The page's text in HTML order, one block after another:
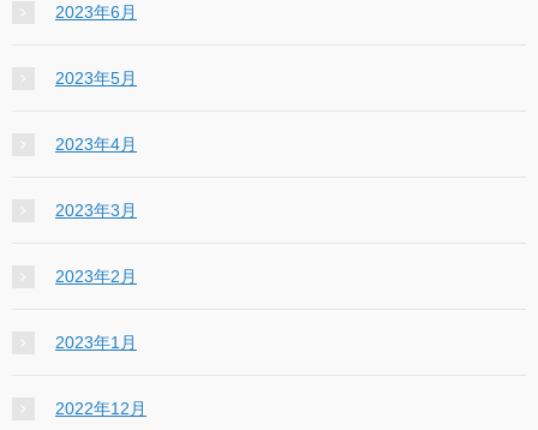
2023年6月
2023年5月
2023年4月
2023年3月
2023年2月
2023年1月
2022年12月